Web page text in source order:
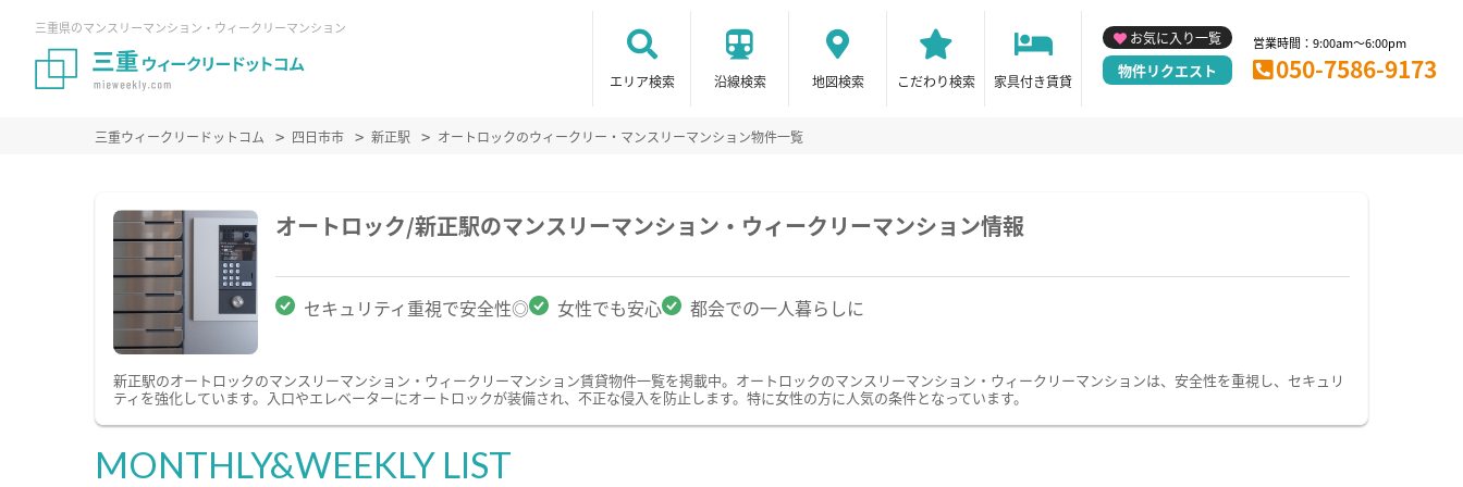
三重県のマンスリーマンション・ウィークリーマンション
エリア検索 沿線検索 地図検索 こだわり検索 家具付き賃貸
お気に入り一覧
物件リクエスト
営業時間：9:00am～6:00pm
050-7586-9173
三重ウィークリードットコム 四日市市 新正駅 オートロックのウィークリー・マンスリーマンション物件一覧
オートロック/新正駅のマンスリーマンション・ウィークリーマンション情報
セキュリティ重視で安全性◎ 女性でも安心 都会での一人暮らしに
新正駅のオートロックのマンスリーマンション・ウィークリーマンション賃貸物件一覧を掲載中。オートロックのマンスリーマンション・ウィークリーマンションは、安全性を重視し、セキュリ
ティを強化しています。入口やエレベーターにオートロックが装備され、不正な侵入を防止します。特に女性の方に人気の条件となっています。
MONTHLY&WEEKLY LIST